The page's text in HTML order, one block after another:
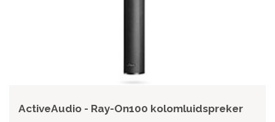
ActiveAudio - Ray-On100 kolomluidspreker